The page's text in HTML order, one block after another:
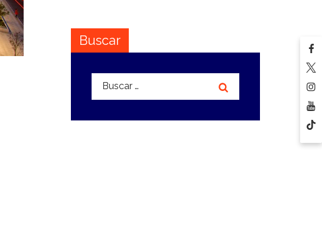
Buscar
Buscar: